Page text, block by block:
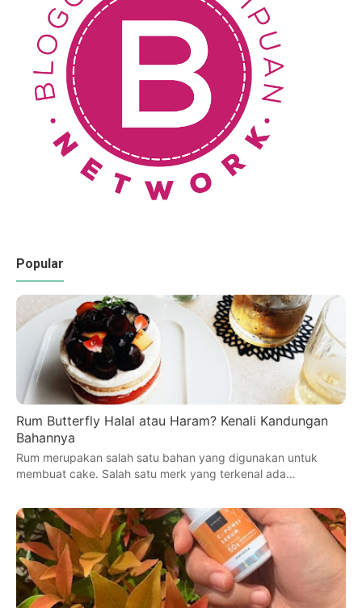
Popular
Rum Butterfly Halal atau Haram? Kenali Kandungan
Bahannya
Rum merupakan salah satu bahan yang digunakan untuk
membuat cake. Salah satu merk yang terkenal ada…